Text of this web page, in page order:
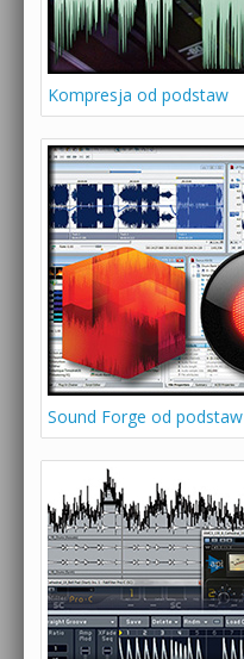
Kompresja od podstaw
Sound Forge od podstaw